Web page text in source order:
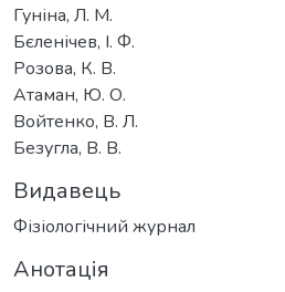
Гуніна, Л. М.
Бєленічев, І. Ф.
Розова, К. В.
Атаман, Ю. О.
Войтенко, В. Л.
Безугла, В. В.
Видавець
Фізіологічний журнал
Анотація